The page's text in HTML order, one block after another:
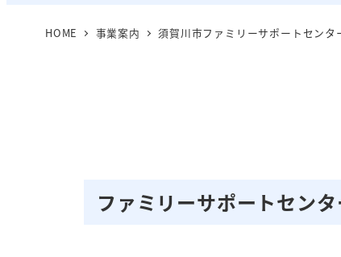
HOME 事業案内 須賀川市ファミリーサポートセンタ
ファミリーサポートセンタ